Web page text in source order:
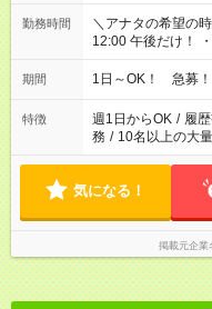
勤務時間
＼アナタの希望の時間で働けま
12:00 午後だけ！ ・20:00～23:00 がっつり！ ・6:30～23:00 ・
12:00～21:00 ・16:00～翌
り異なります。
期間 1日～OK！ 急募
特徴 週1日からOK / 履
務 / 10名以上の大
気になる！
掲載元企業